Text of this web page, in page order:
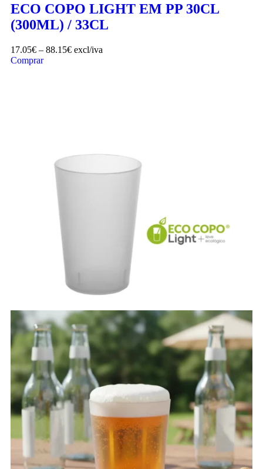
ECO COPO LIGHT EM PP 30CL
(300ML) / 33CL
17.05€ – 88.15€ excl/iva
Comprar